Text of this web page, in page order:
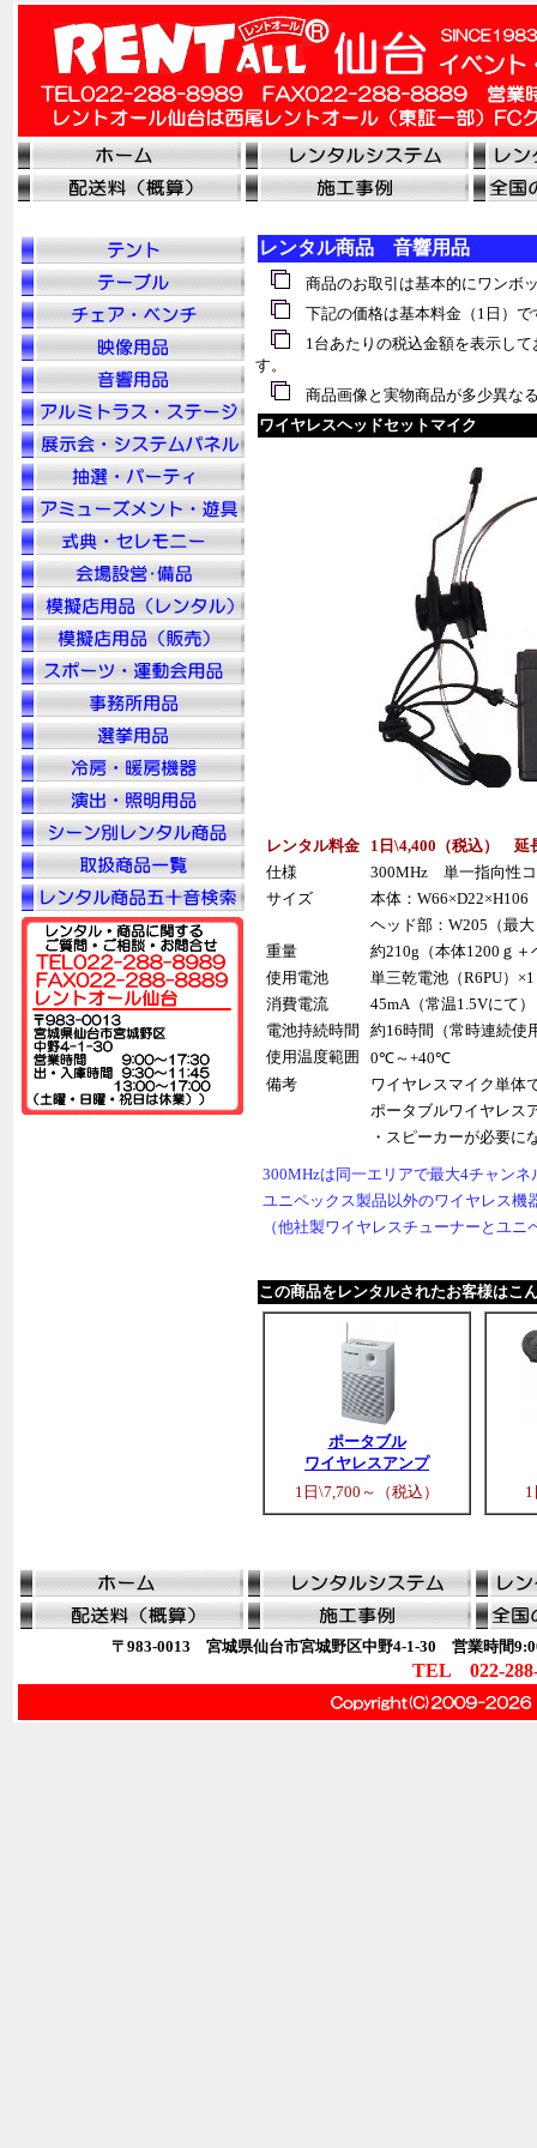
レンタル商品 音響用品
商品のお取引は基本的にワンボ
下記の価格は基本料金（1日）
1台あたりの税込金額を表示し
す。
商品画像と実物商品が多少異な
ワイヤレスヘッドセットマイク
レンタル料金
1日\4,400（税込） 延
仕様
300MHz 単一指向性
サイズ
本体：
ヘッド部：W205（最
重量
約210g（本体1200ｇ
使用電池
単三乾電池（R6PU）×1
消費電流
45mA（常温1.5Vにて）
電池持続時間
約16時間（常時連続使
使用温度範囲
0℃～+40℃
備考
ワイヤレスマイク単体
ポータブルワイヤレス
・スピーカーが必要に
300MHzは同一エリアで最大4チャン
ユニペックス製品以外のワイヤレス機
（他社製ワイヤレスチューナーとユ
この商品をレンタルされたお客様はこ
ポータブル
ワイヤレスアンプ
1日\7,700～（税込）
〒983-0013 宮城県仙台市宮城野区中野4-1-30 営業時間
TEL 022-